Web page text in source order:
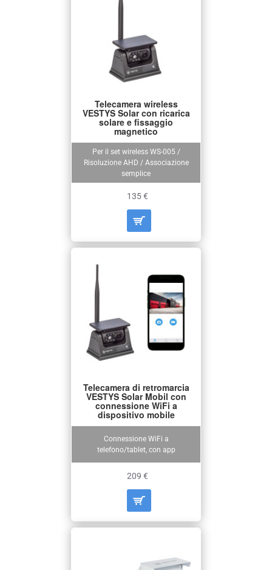
Per il set wireless WS-005 /
Risoluzione AHD / Associazione
semplice
Telecamera wireless
VESTYS Solar con ricarica
solare e fissaggio
magnetico
135 €
Connessione WiFi a
telefono/tablet, con app
Telecamera di retromarcia
VESTYS Solar Mobil con
connessione WiFi a
dispositivo mobile
209 €